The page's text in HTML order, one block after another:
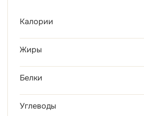
Калории
Жиры
Белки
Углеводы